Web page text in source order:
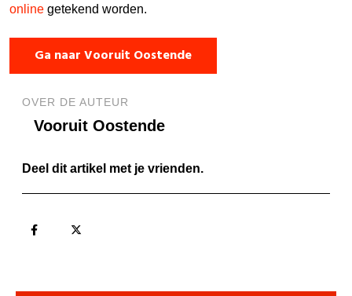
online getekend worden.
Ga naar Vooruit Oostende
OVER DE AUTEUR
Vooruit Oostende
Deel dit artikel met je vrienden.